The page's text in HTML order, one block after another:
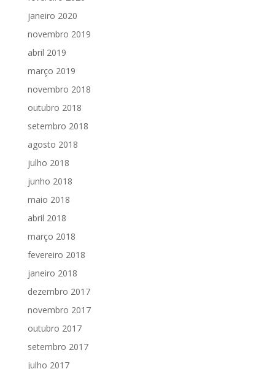
janeiro 2020
novembro 2019
abril 2019
março 2019
novembro 2018
outubro 2018
setembro 2018
agosto 2018
julho 2018
junho 2018
maio 2018
abril 2018
março 2018
fevereiro 2018
janeiro 2018
dezembro 2017
novembro 2017
outubro 2017
setembro 2017
julho 2017